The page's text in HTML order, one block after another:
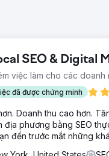
SEO & Digital
việc làm cho các doanh
đã được chứng minh
Doanh thu cao hơn.
địa phương bằng SEO
đến trước mắt những